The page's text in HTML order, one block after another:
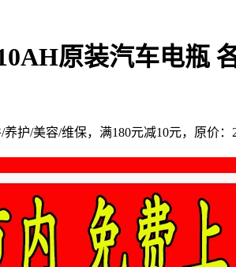
原装汽车电瓶
护/美容/维保，满180元减10元，原价：